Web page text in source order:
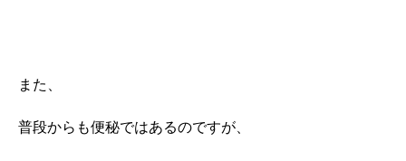
また、
普段からも便秘ではあるのですが、